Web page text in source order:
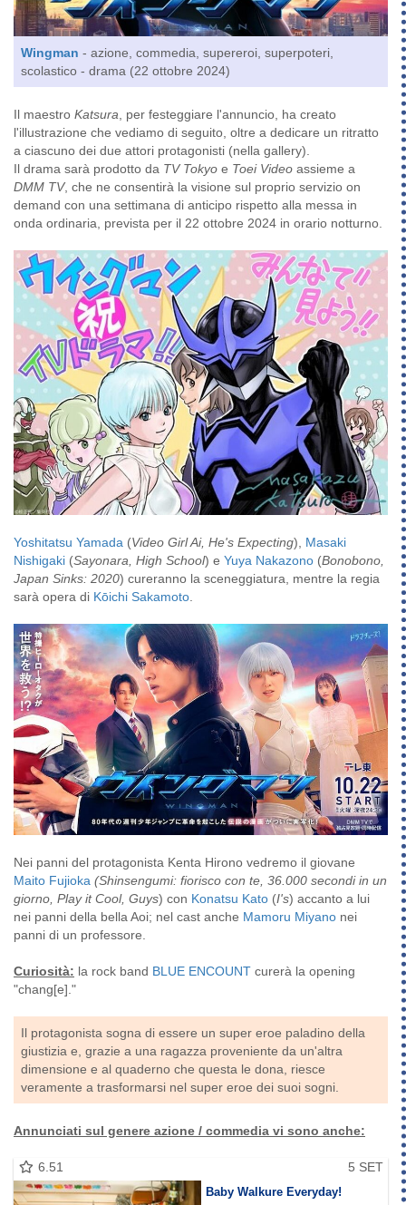
Wingman - azione, commedia, supereroi, superpoteri,
scolastico - drama (22 ottobre 2024)
Il maestro Katsura , per festeggiare l'annuncio, ha creato
l'illustrazione che vediamo di seguito, oltre a dedicare un ritratto
a ciascuno dei due attori protagonisti (nella gallery).
Il drama sarà prodotto da TV Tokyo e Toei Video assieme a
DMM TV, che ne consentirà la visione sul proprio servizio on
demand con una settimana di anticipo rispetto alla messa in
onda ordinaria, prevista per il 22 ottobre 2024 in orario notturno.
Yoshitatsu Yamada (Video Girl Ai, He's Expecting), Masaki
Nishigaki (Sayonara, High School) e Yuya Nakazono (Bonobono,
Japan Sinks: 2020) cureranno la sceneggiatura, mentre la regia
sarà opera di Kōichi Sakamoto
Nei panni del protagonista Kenta Hirono vedremo il giovane
Maito Fujioka (Shinsengumi: fiorisco con te, 36.000 secondi in un
giorno, Play it Cool, Guys) con Konatsu Kato (I's) accanto a lui
nei panni della bella Aoi; nel cast anche Mamoru Miyano nei
panni di un professore.
Curiosità: la rock band BLUE ENCOUNT curerà la opening
"chang[e]."
Il protagonista sogna di essere un super eroe paladino della
giustizia e, grazie a una ragazza proveniente da un'altra
dimensione e al quaderno che questa le dona, riesce
veramente a trasformarsi nel super eroe dei suoi sogni.
Annunciati sul genere azione / commedia vi sono anche:
6.51 5 SET
Baby Walkure Everyday!